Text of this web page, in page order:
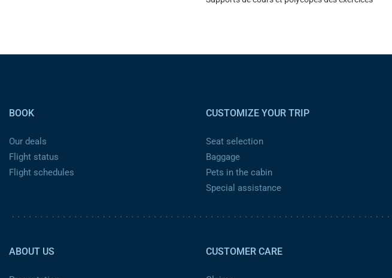
BOOK
Our deals
Flight status
Flight schedules
CUSTOMIZE YOUR TRIP
Seat selection
Baggage
Pets in the cabin
Special assistance
ABOUT US CUSTOMER CARE